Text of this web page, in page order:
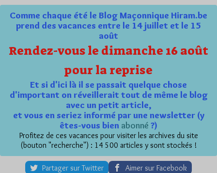
Comme chaque été le Blog Maçonnique Hiram.be
prend des vacances entre le 14 juillet et le 15
août
Rendez-vous le dimanche 16 août
pour la reprise
Et si d'ici là il se passait quelque chose
d'important on réveillerait tout de même le blog
avec un petit article,
et vous en seriez informé par une newsletter (y
êtes-vous bien abonné ?)
Profitez de ces vacances pour visiter les archives du site
(bouton "recherche") : 14 500 articles y sont stockés !
Partager sur Twitter Aimer sur Facebook